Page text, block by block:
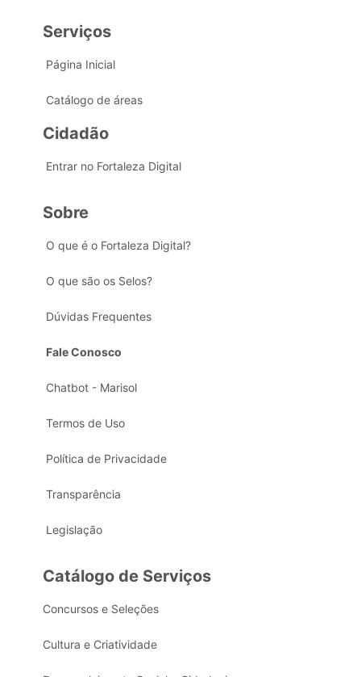
Serviços
Página Inicial
Catálogo de áreas
Cidadão
Entrar no Fortaleza Digital
Sobre
O que é o Fortaleza Digital?
O que são os Selos?
Dúvidas Frequentes
Fale Conosco
Chatbot - Marisol
Termos de Uso
Política de Privacidade
Transparência
Legislação
Catálogo de Serviços
Concursos e Seleções
Cultura e Criatividade